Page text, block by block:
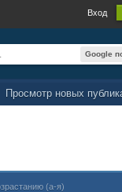
Вход
Google
Просмотр новых
(а-я)